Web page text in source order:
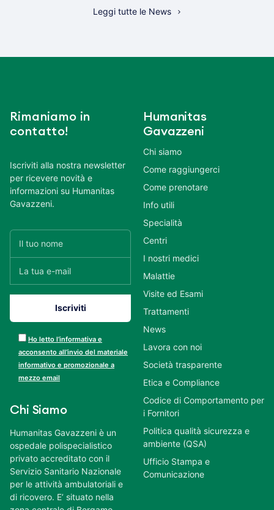
Leggi tutte le News
Rimaniamo in
contatto!
Iscriviti alla nostra newsletter
per ricevere novità e
informazioni su Humanitas
Gavazzeni.
Ho letto l’informativa e
acconsento all’invio del materiale
informativo e promozionale a
mezzo email
Chi Siamo
Humanitas Gavazzeni è un
ospedale polispecialistico
privato accreditato con il
Servizio Sanitario Nazionale
per le attività ambulatoriali e
di ricovero. E’ situato nella
Humanitas
Gavazzeni
Chi siamo
Come raggiungerci
Come prenotare
Info utili
Specialità
Centri
I nostri medici
Malattie
Visite ed Esami
Trattamenti
News
Lavora con noi
Società trasparente
Etica e Compliance
Codice di Comportamento per
i Fornitori
Politica qualità sicurezza e
ambiente (QSA)
Ufficio Stampa e
Comunicazione